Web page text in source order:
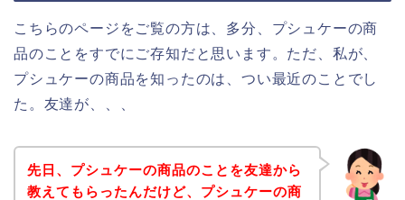
こちらのページをご覧の方は、多分、プシュケーの商
品のことをすでにご存知だと思います。ただ、私が、
プシュケーの商品を知ったのは、つい最近のことでし
た。友達が、、、
先日、プシュケーの商品のことを友達から
教えてもらったんだけど、プシュケーの商